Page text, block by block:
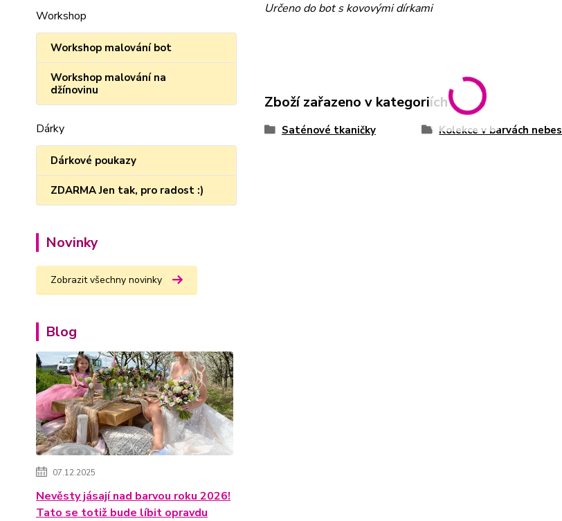
Workshop
Workshop malování bot
Workshop malování na
džínovinu
Dárky
Dárkové poukazy
ZDARMA Jen tak, pro radost :)
Novinky
Zobrazit všechny novinky
Blog
07.12.2025
Nevěsty jásají nad barvou roku 2026!
Tato se totiž bude líbit opravdu
Určeno do bot s kovovými dírkami
Zboží zařazeno v kategoriích
Saténové tkaničky Kolekce v barvách nebes